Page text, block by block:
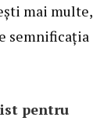
mai multe,
semnificația
pentru